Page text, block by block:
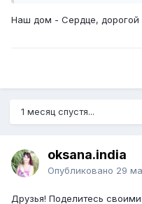
Наш дом - Сердце, дорогой
1 месяц спустя...
oksana.india
Опубликовано 29
Друзья! Поделитесь